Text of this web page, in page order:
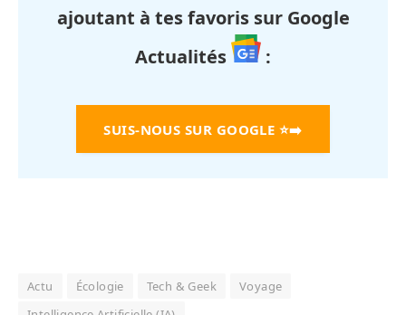
ajoutant à tes favoris sur Google
Actualités
:
SUIS-NOUS SUR GOOGLE ⭐➡️
Actu Écologie Tech & Geek
Voyage